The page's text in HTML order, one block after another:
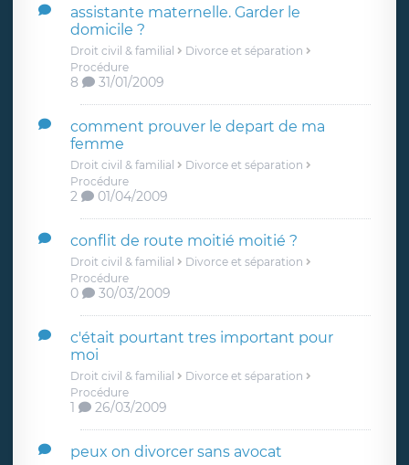
assistante maternelle. Garder le
domicile ?
Droit civil & familial
Divorce et séparation
Procédure
8 31/01/2009
comment prouver le depart de ma
femme
Droit civil & familial
Divorce et séparation
Procédure
2 01/04/2009
conflit de route moitié moitié ?
Droit civil & familial
Divorce et séparation
Procédure
0 30/03/2009
c'était pourtant tres important pour
moi
Droit civil & familial
Divorce et séparation
Procédure
1 26/03/2009
peux on divorcer sans avocat